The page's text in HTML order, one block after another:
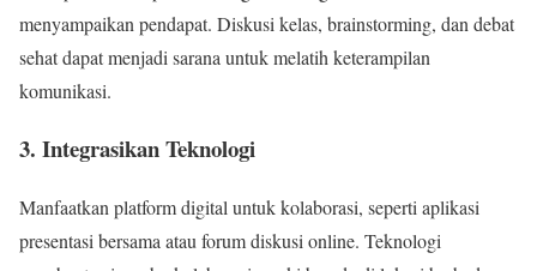
menyampaikan pendapat. Diskusi kelas, brainstorming, dan debat
sehat dapat menjadi sarana untuk melatih keterampilan
komunikasi.
3. Integrasikan Teknologi
Manfaatkan platform digital untuk kolaborasi, seperti aplikasi
presentasi bersama atau forum diskusi online. Teknologi